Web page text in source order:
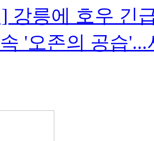
강릉에 호우 긴
'오존의 공습'...